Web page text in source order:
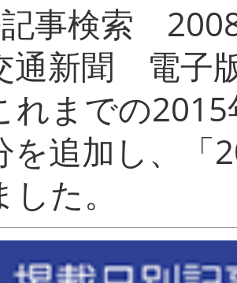
事検索
新聞 電子
れまでの
を追加し、「
まし